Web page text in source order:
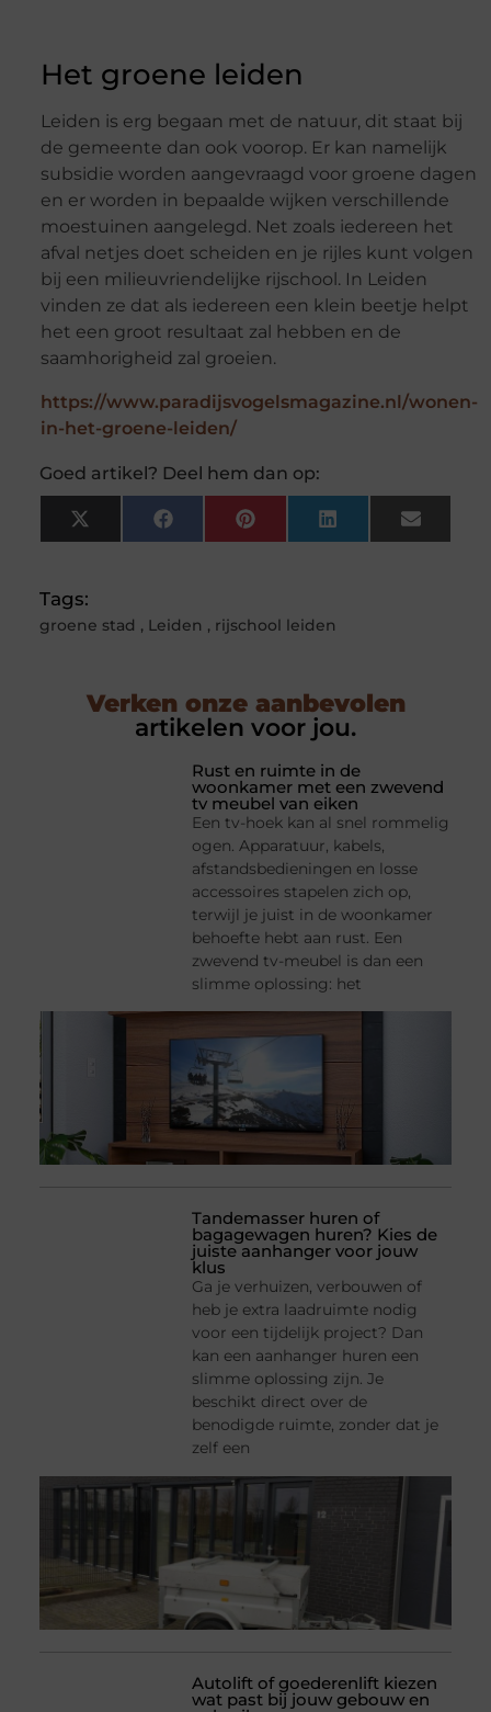
Het groene leiden
Leiden is erg begaan met de natuur, dit staat bij
de gemeente dan ook voorop. Er kan namelijk
subsidie worden aangevraagd voor groene dagen
en er worden in bepaalde wijken verschillende
moestuinen aangelegd. Net zoals iedereen het
afval netjes doet scheiden en je rijles kunt volgen
bij een milieuvriendelijke rijschool. In Leiden
vinden ze dat als iedereen een klein beetje helpt
het een groot resultaat zal hebben en de
saamhorigheid zal groeien.
https://www.paradijsvogelsmagazine.nl/wonen-
in-het-groene-leiden/
Goed artikel? Deel hem dan op:
X
(Twitter)
FacebookPinterestLinkedInEmail
Tags:
groene stad , Leiden , rijschool leiden
Verken onze aanbevolen
artikelen voor jou.
Rust en ruimte in de
woonkamer met een zwevend
tv meubel van eiken
Een tv-hoek kan al snel rommelig
ogen. Apparatuur, kabels,
afstandsbedieningen en losse
accessoires stapelen zich op,
terwijl je juist in de woonkamer
behoefte hebt aan rust. Een
zwevend tv-meubel is dan een
slimme oplossing: het
Tandemasser huren of
bagagewagen huren? Kies de
juiste aanhanger voor jouw
klus
Ga je verhuizen, verbouwen of
heb je extra laadruimte nodig
voor een tijdelijk project? Dan
kan een aanhanger huren een
slimme oplossing zijn. Je
beschikt direct over de
benodigde ruimte, zonder dat je
zelf een
Autolift of goederenlift kiezen
wat past bij jouw gebouw en